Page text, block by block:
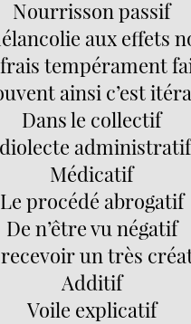
Nourrisson passif
aux effets
tempérament
ainsi c’est
Dans le collectif
administratif
Médicatif
Le procédé abrogatif
De n’être vu négatif
un très
Additif
Voile explicatif